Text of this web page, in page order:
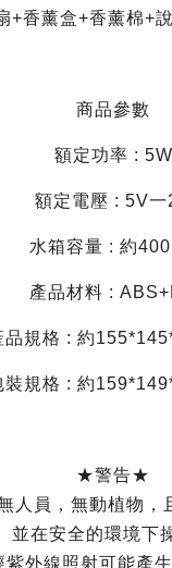
+香薰盒+香薰棉+
商品參數
額定功率 : 5W
額定電壓 : 5V一
水箱容量 : 約
產品材料 :
品規格 : 約
裝規格 : 約
★警告★
人員，無動植物，
並在安全的環境下
外線照射可能產